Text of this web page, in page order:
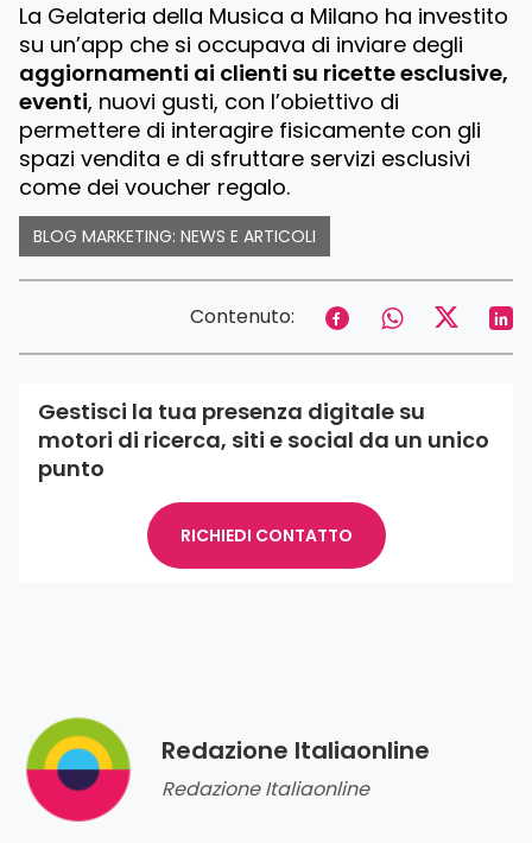
La Gelateria della Musica a Milano ha investito
su un’app che si occupava di inviare degli
aggiornamenti ai clienti su ricette esclusive,
eventi, nuovi gusti, con l’obiettivo di
permettere di interagire fisicamente con gli
spazi vendita e di sfruttare servizi esclusivi
come dei voucher regalo.
BLOG MARKETING: NEWS E ARTICOLI
Contenuto:
Gestisci la tua presenza digitale su
motori di ricerca, siti e social da un unico
punto
RICHIEDI CONTATTO
Redazione Italiaonline
Redazione Italiaonline